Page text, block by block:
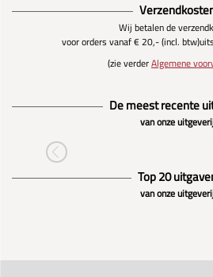
Wij betalen de
voor orders vanaf € 20,- (incl. btw)
(zie verderAlgemene
De meest recente
van onze
Top 20
van onze